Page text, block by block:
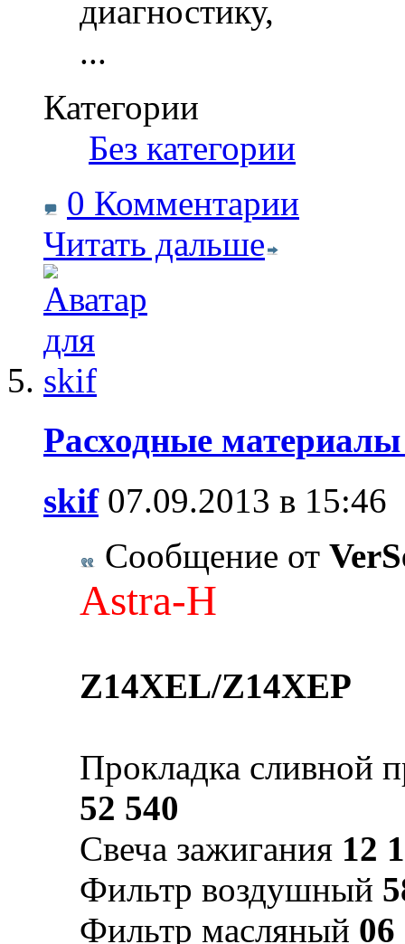
диагностику,
...
Категории
Без категории
0 Комментарии
Читать дальше
Расходные
skif07.09.2013 в 15:46
Сообщение от
Astra-H
Z14XEL/Z14XEP
Прокладка сливной
52 540
Свеча зажигания 12
Фильтр воздушный
Фильтр масляный 06